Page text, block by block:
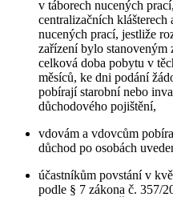
v táborech nucených
centralizačních klášterech
nucených prací, jestliže
zařízení bylo stanoveným
celková doba pobytu v
měsíců, ke dni podání
pobírají starobní nebo
důchodového pojištění,
vdovám a vdovcům
důchod po osobách
účastníkům povstání v
podle § 7 zákona č. 357/